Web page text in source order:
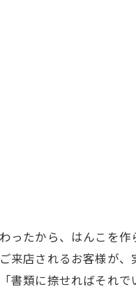
ったから、はんこを作
来店されるお客様が、
書類に捺せればそれで